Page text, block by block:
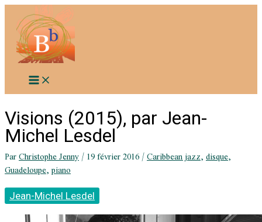
contenu
Visions (2015), par Jean-
Michel Lesdel
ParChristophe Jenny/19 février 2016/Caribbean jazz,disque,
Guadeloupe,piano
Jean-Michel Lesdel